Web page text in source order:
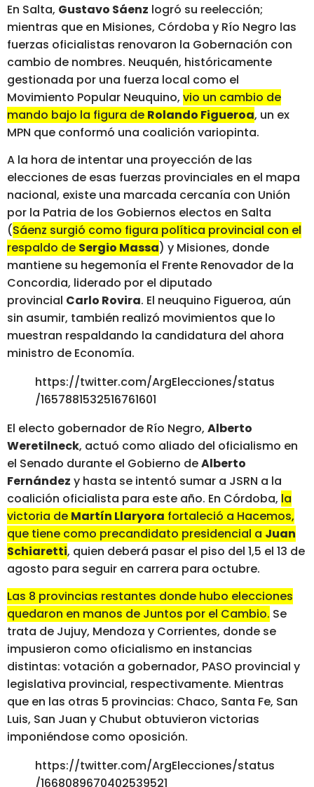
En Salta, Gustavo Sáenz logró su reelección;
mientras que en Misiones, Córdoba y Río Negro las
fuerzas oficialistas renovaron la Gobernación con
cambio de nombres. Neuquén, históricamente
gestionada por una fuerza local como el
Movimiento Popular Neuquino, vio un cambio de
mando bajo la figura de Rolando Figueroa, un ex
MPN que conformó una coalición variopinta.
A la hora de intentar una proyección de las
elecciones de esas fuerzas provinciales en el mapa
nacional, existe una marcada cercanía con Unión
por la Patria de los Gobiernos electos en Salta
(Sáenz surgió como figura política provincial con el
respaldo de Sergio Massa) y Misiones, donde
mantiene su hegemonía el Frente Renovador de la
Concordia, liderado por el diputado
provincial Carlo Rovira. El neuquino Figueroa, aún
sin asumir, también realizó movimientos que lo
muestran respaldando la candidatura del ahora
ministro de Economía.
https://twitter.com/ArgElecciones/status
/1657881532516761601
El electo gobernador de Río Negro, Alberto
Weretilneck, actuó como aliado del oficialismo en
el Senado durante el Gobierno deAlberto
Fernández y hasta se intentó sumar a JSRN a la
coalición oficialista para este año. En Córdoba, la
victoria de Martín Llaryora fortaleció a Hacemos,
que tiene como precandidato presidencial a Juan
Schiaretti, quien deberá pasar el piso del 1,5 el 13 de
agosto para seguir en carrera para octubre.
Las 8 provincias restantes donde hubo elecciones
quedaron en manos de Juntos por el Cambio. Se
trata de Jujuy, Mendoza y Corrientes, donde se
impusieron como oficialismo en instancias
distintas: votación a gobernador, PASO provincial y
legislativa provincial, respectivamente. Mientras
que en las otras 5 provincias: Chaco, Santa Fe, San
Luis, San Juan y Chubut obtuvieron victorias
imponiéndose como oposición.
https://twitter.com/ArgElecciones/status
/1668089670402539521